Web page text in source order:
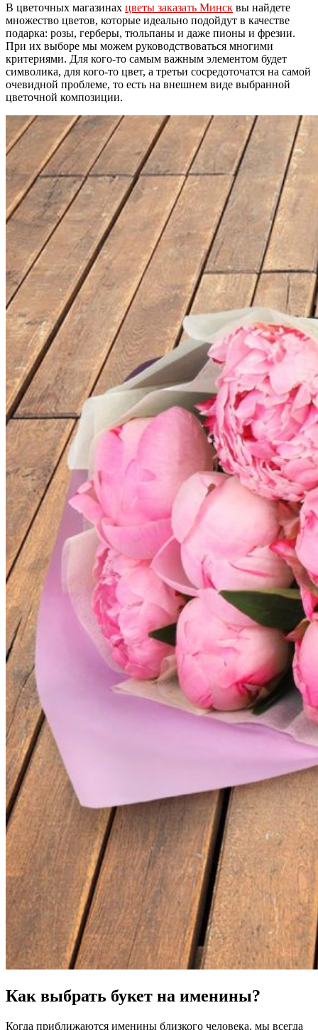
В цветочных магазинах цветы заказать Минск вы найдете
множество цветов, которые идеально подойдут в качестве
подарка: розы, герберы, тюльпаны и даже пионы и фрезии.
При их выборе мы можем руководствоваться многими
критериями. Для кого-то самым важным элементом будет
символика, для кого-то цвет, а третьи сосредоточатся на самой
очевидной проблеме, то есть на внешнем виде выбранной
цветочной композиции.
Как выбрать букет на именины?
Когда приближаются именины близкого человека, мы всегда